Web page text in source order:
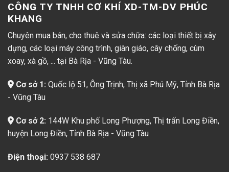
CÔNG TY TNHH CƠ KHÍ XD-TM-DV PHÚC
KHANG
Chuyên mua bán, cho thuê và sửa chữa: các loại thiết bị xây
dựng, các loại máy công trình, giàn giáo, cây chống, cùm
xoay, xà gồ, ... tại Bà Rịa - Vũng Tàu.
Cơ sở 1: Quốc lộ 51, Ông Trịnh, Thị xã Phú Mỹ, Tỉnh Bà Rịa
- Vũng Tàu
Cơ sở 2: 144W Khu phố Long Phượng, Thị trấn Long Điền,
huyện Long Điền, Tỉnh Bà Rịa - Vũng Tàu
Điện thoại: 0937 538 687